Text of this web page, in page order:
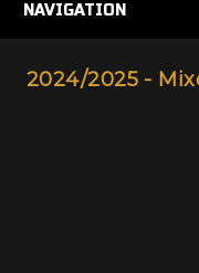
NAVIGATION
2024/2025 -